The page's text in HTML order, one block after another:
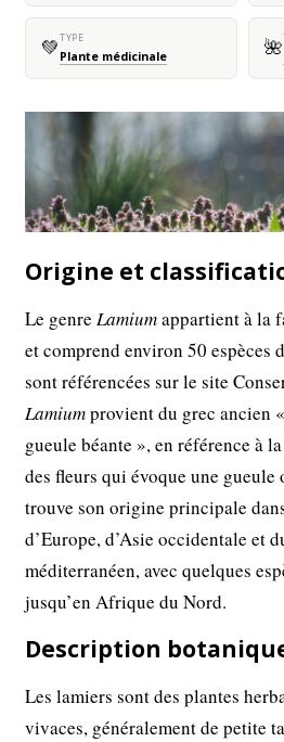
💚TYPE
Plante médicinale 🌺
Origine et
Le genreLamiumappartient à la
et comprend environ 50 espèces
sont référencées sur le site
Lamiumprovient du grec ancien
gueule béante », en référence à
des fleurs qui évoque une gueule
trouve son origine principale
d’Europe, d’Asie occidentale et
méditerranéen, avec quelques
jusqu’en Afrique du Nord.
Description
Les lamiers sont des plantes
vivaces, généralement de petite